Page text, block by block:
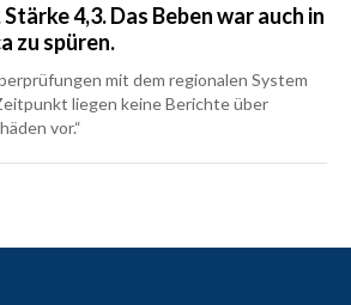
4,3. Das Beben war auch in
zu spüren.
mit dem regionalen System
liegen keine Berichte über
vor.“